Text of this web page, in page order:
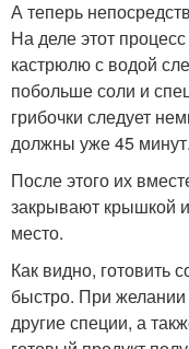
А теперь
На деле этот
кастрюлю с водой
побольше соли и
грибочки следует
должны уже 45 минут.
После этого их
закрывают крышкой
место.
Как видно, готовить
быстро. При
другие специи, а